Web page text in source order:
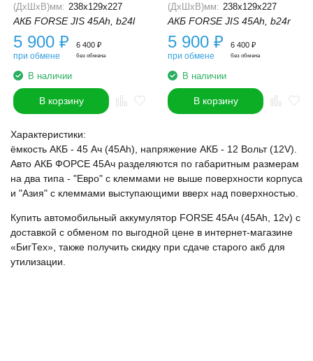
(ДхШхВ)мм: 238x129x227
АКБ FORSE JIS 45Ah, b24l
5 900 ₽
при обмене
6 400 ₽
без обмена
В наличии
В корзину
(ДхШхВ)мм: 238x129x227
АКБ FORSE JIS 45Ah, b24r
5 900 ₽
при обмене
6 400 ₽
без обмена
В наличии
В корзину
Характеристики:
ёмкость АКБ - 45 Ач (45Ah), напряжение АКБ - 12 Вольт (12V).
Авто АКБ ФОРСЕ 45Ач разделяются по габаритным размерам
на два типа - "Евро" с клеммами не выше поверхности корпуса
и "Азия" с клеммами выступающими вверх над поверхностью.
Купить автомобильный аккумулятор FORSE 45Ач (45Ah, 12v) с
доставкой с обменом по выгодной цене в интернет-магазине
«БигТех», также получить скидку при сдаче старого акб для
утилизации.